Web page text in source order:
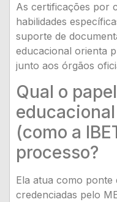
As certificações por
habilidades
suporte de
educacional orienta
junto aos órgãos
Qual o
(como a
processo?
Ela atua como
credenciadas pelo